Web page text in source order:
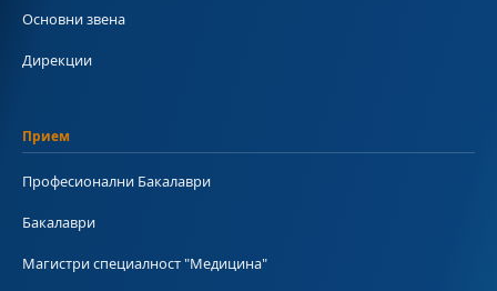
Основни звена
Дирекции
Прием
Професионални Бакалаври
Бакалаври
Магистри специалност "Медицина"